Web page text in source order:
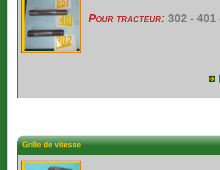
Pour tracteur: 302 - 401
Grille de vitesse